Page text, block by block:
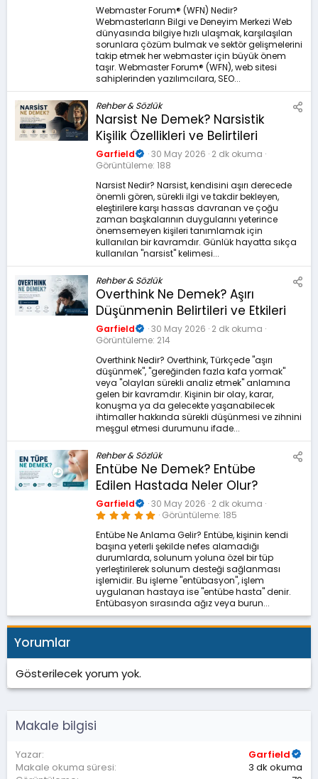
0
0
y
ı
l
d
ı
z
Webmaster Forum® (WFN) Nedir?
Webmasterların Bilgi ve Deneyim Merkezi Web
dünyasında bilgiye hızlı ulaşmak, karşılaşılan
sorunlara çözüm bulmak ve sektör gelişmelerini
takip etmek her webmaster için büyük önem
taşır. Webmaster Forum® (WFN), web sitesi
sahiplerinden yazılımcılara, SEO...
Rehber & Sözlük
Narsist Ne Demek? Narsistik
Kişilik Özellikleri ve Belirtileri
Garfield 30 May 2026 2 dk okuma
Görüntüleme 188
Narsist Nedir? Narsist, kendisini aşırı derecede
önemli gören, sürekli ilgi ve takdir bekleyen,
eleştirilere karşı hassas davranan ve çoğu
zaman başkalarının duygularını yeterince
önemsemeyen kişileri tanımlamak için
kullanılan bir kavramdır. Günlük hayatta sıkça
kullanılan "narsist" kelimesi...
Rehber & Sözlük
Overthink Ne Demek? Aşırı
Düşünmenin Belirtileri ve Etkileri
Garfield 30 May 2026 2 dk okuma
Görüntüleme 214
Overthink Nedir? Overthink, Türkçede "aşırı
düşünmek", "gereğinden fazla kafa yormak"
veya "olayları sürekli analiz etmek" anlamına
gelen bir kavramdır. Kişinin bir olay, karar,
konuşma ya da gelecekte yaşanabilecek
ihtimaller hakkında sürekli düşünmesi ve zihnini
meşgul etmesi durumunu ifade...
Rehber & Sözlük
Entübe Ne Demek? Entübe
Edilen Hastada Neler Olur?
Garfield 30 May 2026 2 dk okuma
5
0
0
y
ı
l
d
ı
z
Görüntüleme 185
Entübe Ne Anlama Gelir? Entübe, kişinin kendi
başına yeterli şekilde nefes alamadığı
durumlarda, solunum yoluna özel bir tüp
yerleştirilerek solunum desteği sağlanması
işlemidir. Bu işleme "entübasyon", işlem
uygulanan hastaya ise "entübe hasta" denir.
Entübasyon sırasında ağız veya burun...
Yorumlar
Gösterilecek yorum yok.
Makale bilgisi
Yazar
Garfield
Makale okuma süresi
3 dk okuma